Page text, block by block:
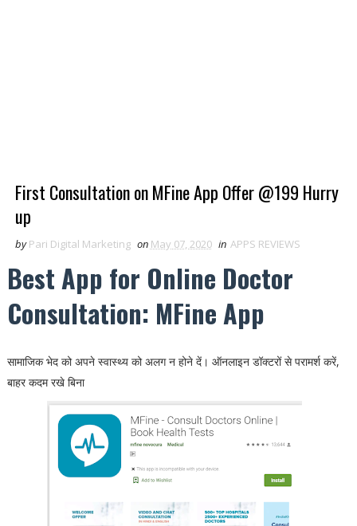
First Consultation on MFine App Offer @199 Hurry
up
by Pari Digital Marketing on May 07, 2020 in APPS REVIEWS
Best App for Online Doctor
Consultation: MFine App
सामाजिक भेद को अपने स्वास्थ्य को अलग न होने दें। ऑनलाइन डॉक्टरों से परामर्श करें,
बाहर कदम रखे बिना